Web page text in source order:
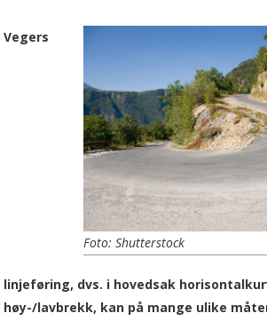
Foto: Shutterstock
Vegers
linjeføring, dvs. i hovedsak
høy-/lavbrekk, kan på mange ulike